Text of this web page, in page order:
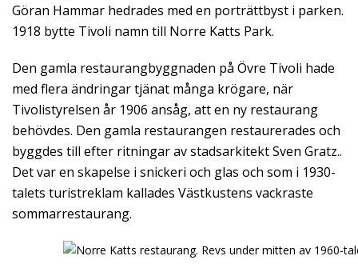
Göran Hammar hedrades med en porträttbyst i parken.
1918 bytte Tivoli namn till Norre Katts Park.
Den gamla restaurangbyggnaden på Övre Tivoli hade
med flera ändringar tjänat många krögare, när
Tivolistyrelsen år 1906 ansåg, att en ny restaurang
behövdes. Den gamla restaurangen restaurerades och
byggdes till efter ritningar av stadsarkitekt Sven Gratz..
Det var en skapelse i snickeri och glas och som i 1930-
talets turistreklam kallades Västkustens vackraste
sommarrestaurang.